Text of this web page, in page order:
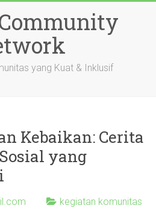
yang Kuat & Inklusif
Kebaikan: Cerita
yang
kegiatan komunitas